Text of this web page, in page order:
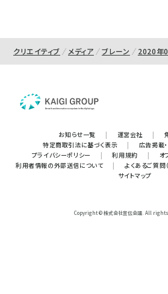
クリエイティブ メディア ブレーン 2020年
お知らせ一覧 | 運営会社 |
特定商取引法に基づく表示
| 広告掲載
プライバシーポリシー
| 利用規約 | オ
利用者情報の外部送信について
| よくあるご質問
サイトマップ
Copyright © 株式会社宣伝会議. All